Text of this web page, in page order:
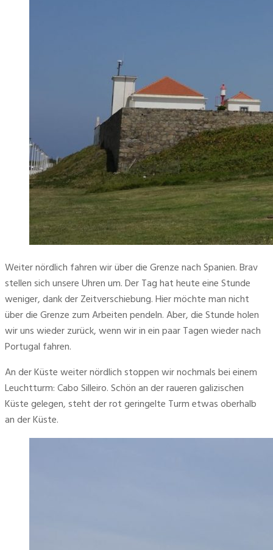
Weiter nördlich fahren wir über die Grenze nach Spanien. Brav
stellen sich unsere Uhren um. Der Tag hat heute eine Stunde
weniger, dank der Zeitverschiebung. Hier möchte man nicht
über die Grenze zum Arbeiten pendeln. Aber, die Stunde holen
wir uns wieder zurück, wenn wir in ein paar Tagen wieder nach
Portugal fahren.
An der Küste weiter nördlich stoppen wir nochmals bei einem
Leuchtturm: Cabo Silleiro. Schön an der raueren galizischen
Küste gelegen, steht der rot geringelte Turm etwas oberhalb
an der Küste.